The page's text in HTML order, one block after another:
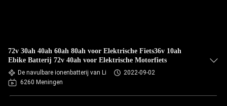
72v 30ah 40ah 60ah 80ah voor Elektrische Fiets36v 10ah
Ebike Batterij 72v 40ah voor Elektrische Motorfiets
De navulbare ionenbatterij van Li
2022-09-02
6260 Meningen